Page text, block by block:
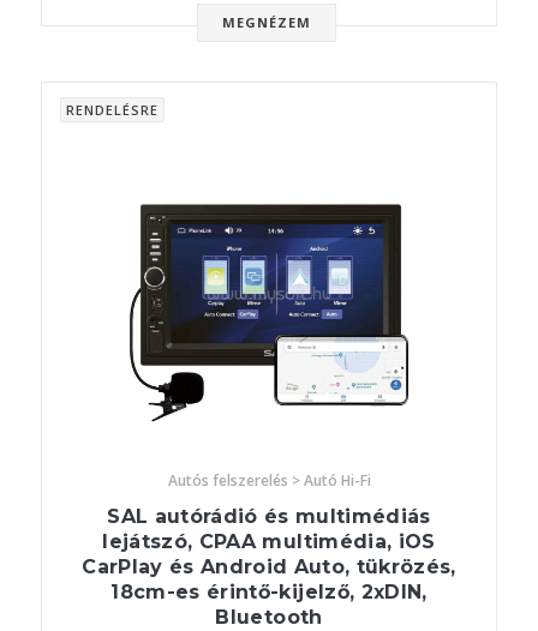
MEGNÉZEM
RENDELÉSRE
Autós felszerelés > Autó Hi-Fi
SAL autórádió és multimédiás
lejátszó, CPAA multimédia, iOS
CarPlay és Android Auto, tükrözés,
18cm-es érintő-kijelző, 2xDIN,
Bluetooth